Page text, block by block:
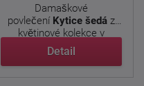
Damaškové
povlečení Kytice šedá z
květinové kolekce v
jemném šedém ...
Detail